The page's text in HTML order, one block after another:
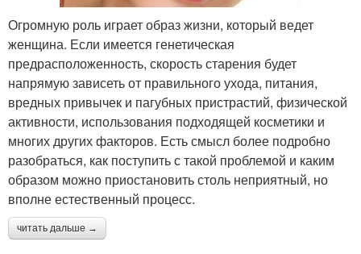
Огромную роль играет образ жизни, который ведет
женщина. Если имеется генетическая
предрасположенность, скорость старения будет
напрямую зависеть от правильного ухода, питания,
вредных привычек и пагубных пристрастий, физической
активности, использования подходящей косметики и
многих других факторов. Есть смысл более подробно
разобраться, как поступить с такой проблемой и каким
образом можно приостановить столь неприятный, но
вполне естественный процесс.
читать дальше →